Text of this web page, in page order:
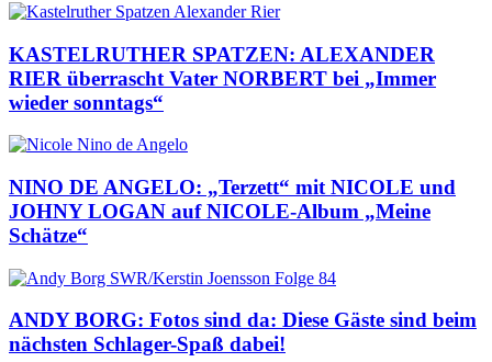
KASTELRUTHER SPATZEN: ALEXANDER
RIER überrascht Vater NORBERT bei „Immer
wieder sonntags“
NINO DE ANGELO: „Terzett“ mit NICOLE und
JOHNY LOGAN auf NICOLE-Album „Meine
Schätze“
ANDY BORG: Fotos sind da: Diese Gäste sind beim
nächsten Schlager-Spaß dabei!